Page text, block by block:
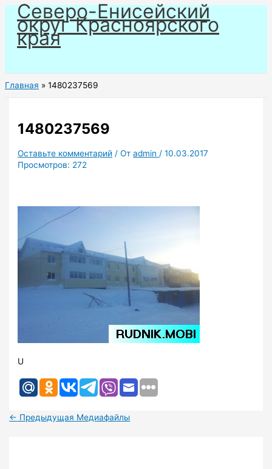
Перейти
содержимому
Северо-Енисейский
округ Красноярского
края
Главная 1480237569
1480237569
Оставьте комментарий / Отadmin /10.03.2017
Просмотров: 272
U
← Предыдущая Медиафайлы